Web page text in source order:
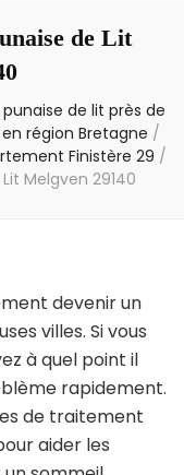
de Lit
de lit près de
région Bretagne /
Finistère 29 /
Melgven 29140
devenir un
villes. Si vous
à quel point il
rapidement.
de traitement
aider les